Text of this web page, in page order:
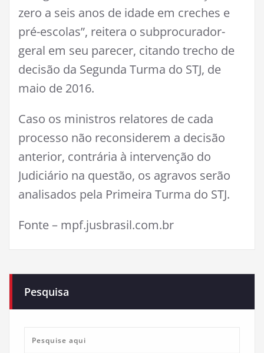
zero a seis anos de idade em creches e
pré-escolas”, reitera o subprocurador-
geral em seu parecer, citando trecho de
decisão da Segunda Turma do STJ, de
maio de 2016.
Caso os ministros relatores de cada
processo não reconsiderem a decisão
anterior, contrária à intervenção do
Judiciário na questão, os agravos serão
analisados pela Primeira Turma do STJ.
Fonte – mpf.jusbrasil.com.br
Pesquisa